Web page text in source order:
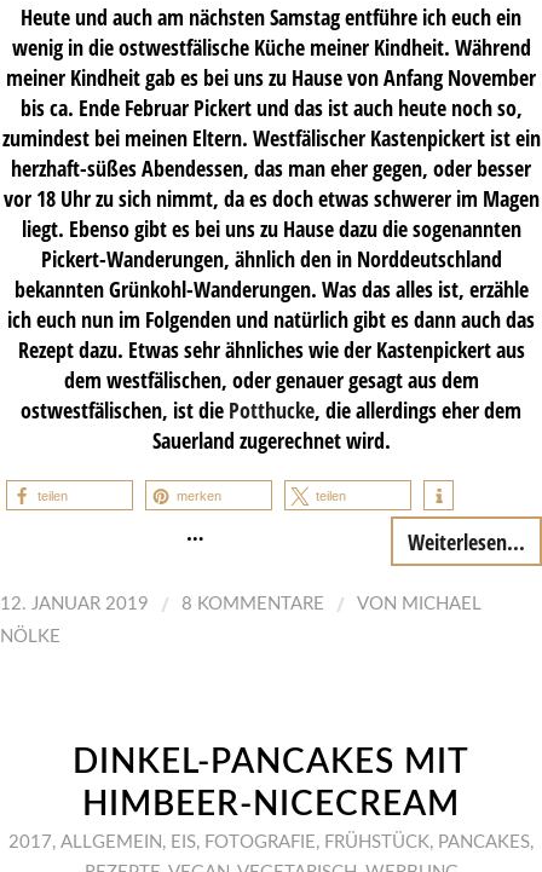
Heute und auch am nächsten Samstag entführe ich euch ein
wenig in die ostwestfälische Küche meiner Kindheit. Während
meiner Kindheit gab es bei uns zu Hause von Anfang November
bis ca. Ende Februar Pickert und das ist auch heute noch so,
zumindest bei meinen Eltern. Westfälischer Kastenpickert ist ein
herzhaft-süßes Abendessen, das man eher gegen, oder besser
vor 18 Uhr zu sich nimmt, da es doch etwas schwerer im Magen
liegt. Ebenso gibt es bei uns zu Hause dazu die sogenannten
Pickert-Wanderungen, ähnlich den in Norddeutschland
bekannten Grünkohl-Wanderungen. Was das alles ist, erzähle
ich euch nun im Folgenden und natürlich gibt es dann auch das
Rezept dazu. Etwas sehr ähnliches wie der Kastenpickert aus
dem westfälischen, oder genauer gesagt aus dem
ostwestfälischen, ist die Potthucke, die allerdings eher dem
Sauerland zugerechnet wird.
teilen merken teilen
… Weiterlesen...
12. JANUAR 2019 / 8 KOMMENTARE / VON MICHAEL
NÖLKE
DINKEL-PANCAKES MIT
HIMBEER-NICECREAM
2017, ALLGEMEIN , EIS, FOTOGRAFIE , FRÜHSTÜCK, PANCAKES,